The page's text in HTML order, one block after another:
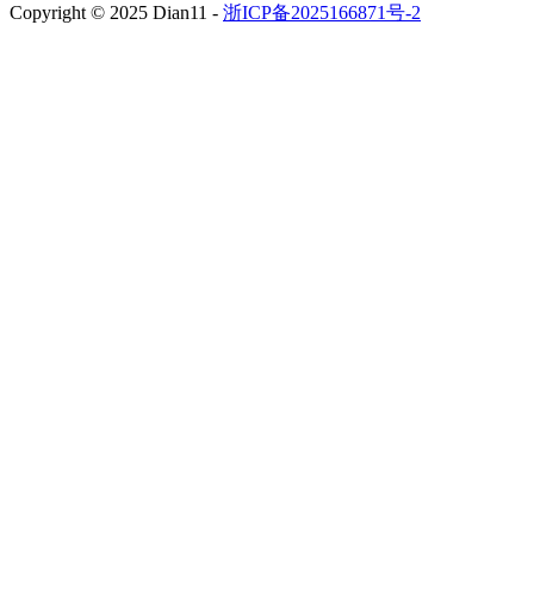
Copyright © 2025 Dian11 - 浙ICP备2025166871号-2